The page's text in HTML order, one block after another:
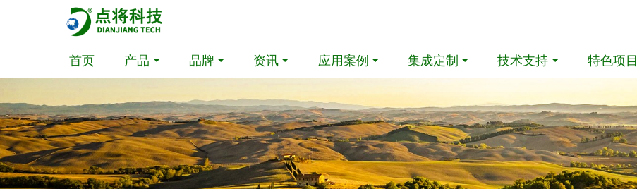
首页 产品 品牌 资讯 应用案例 集成定制 技术支持 特色项目